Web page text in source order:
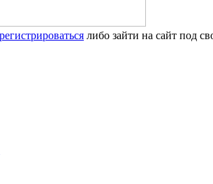
либо зайти на сайт под